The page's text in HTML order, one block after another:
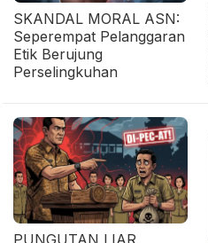
SKANDAL MORAL ASN:
Seperempat Pelanggaran
Etik Berujung
Perselingkuhan
PUNGUTAN LIAR